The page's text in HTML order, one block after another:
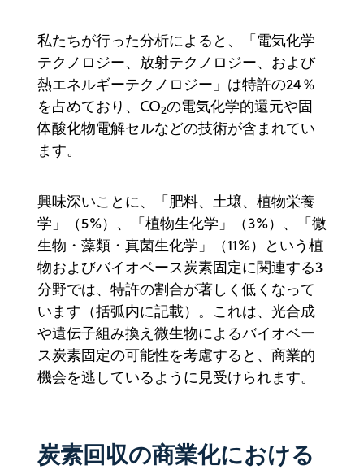
私たちが行った分析によると、「電気化学
テクノロジー、放射テクノロジー、および
熱エネルギーテクノロジー」は特許の24％
を占めており、CO2の電気化学的還元や固
体酸化物電解セルなどの技術が含まれてい
ます。
興味深いことに、「肥料、土壌、植物栄養
学」（5%）、「植物生化学」（3%）、「微
生物・藻類・真菌生化学」（11%）という植
物およびバイオベース炭素固定に関連する3
分野では、特許の割合が著しく低くなって
います（括弧内に記載）。これは、光合成
や遺伝子組み換え微生物によるバイオベー
ス炭素固定の可能性を考慮すると、商業的
機会を逃しているように見受けられます。
炭素回収の商業化における